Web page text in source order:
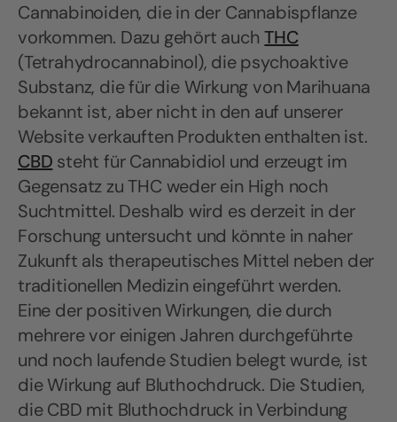
Cannabinoiden, die in der Cannabispflanze
vorkommen. Dazu gehört auchTHC
(Tetrahydrocannabinol), die psychoaktive
Substanz, die für die Wirkung von Marihuana
bekannt ist, aber nicht in den auf unserer
Website verkauften Produkten enthalten ist.
CBD steht für Cannabidiol und erzeugt im
Gegensatz zu THC weder ein High noch
Suchtmittel. Deshalb wird es derzeit in der
Forschung untersucht und könnte in naher
Zukunft als therapeutisches Mittel neben der
traditionellen Medizin eingeführt werden.
Eine der positiven Wirkungen, die durch
mehrere vor einigen Jahren durchgeführte
und noch laufende Studien belegt wurde, ist
die Wirkung auf Bluthochdruck. Die Studien,
die CBD mit Bluthochdruck in Verbindung